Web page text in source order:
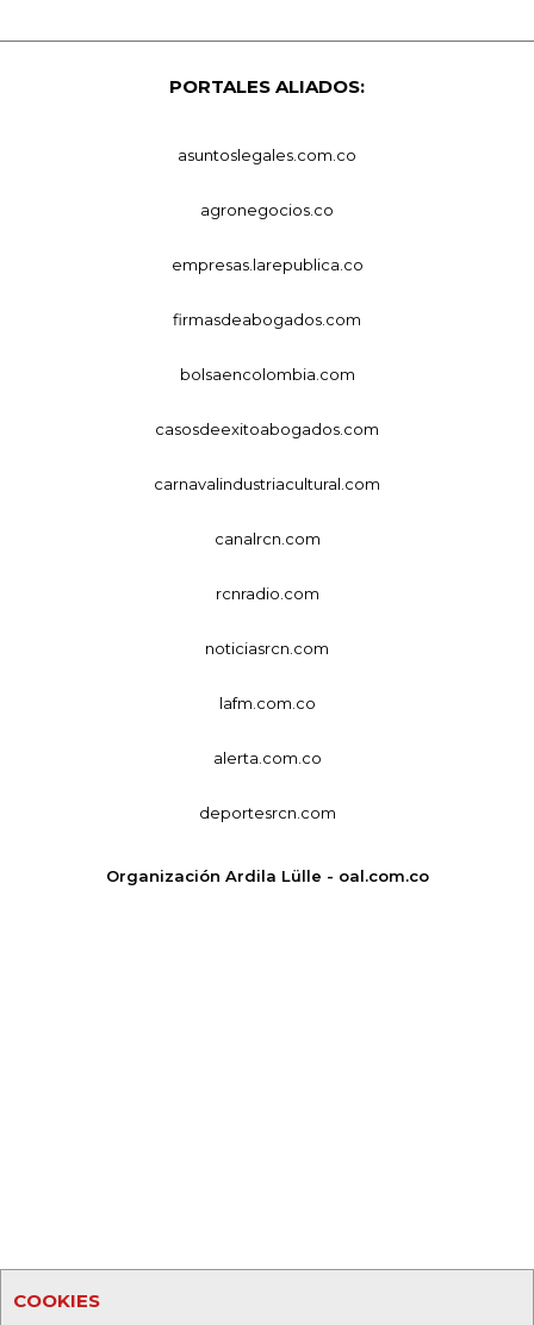
COOKIES
PORTALES ALIADOS:
asuntoslegales.com.co
agronegocios.co
empresas.larepublica.co
firmasdeabogados.com
bolsaencolombia.com
casosdeexitoabogados.com
carnavalindustriacultural.com
canalrcn.com
rcnradio.com
noticiasrcn.com
lafm.com.co
alerta.com.co
deportesrcn.com
Organización Ardila Lülle - oal.com.co